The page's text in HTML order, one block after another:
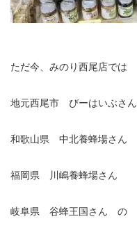
ただ今、みのり西尾店では
地元西尾市 びーはいぶさん
和歌山県 中北養蜂場さん
福岡県 川嶋養蜂場さん
岐阜県 谷蜂王国さん の